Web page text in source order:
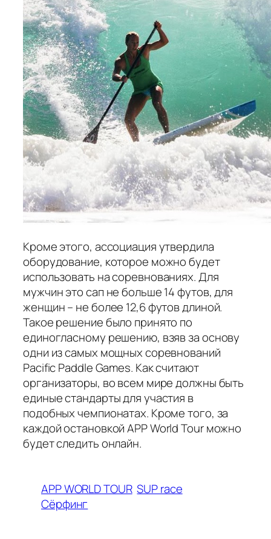
Кроме этого, ассоциация утвердила
оборудование, которое можно будет
использовать на соревнованиях. Для
мужчин это сап не больше 14 футов, для
женщин – не более 12,6 футов длиной.
Такое решение было принято по
единогласному решению, взяв за основу
одни из самых мощных соревнований
Pacific Paddle Games. Как считают
организаторы, во всем мире должны быть
единые стандарты для участия в
подобных чемпионатах. Кроме того, за
каждой остановкой APP World Tour можно
будет следить онлайн.
APP WORLD TOUR SUP race
Сёрфинг